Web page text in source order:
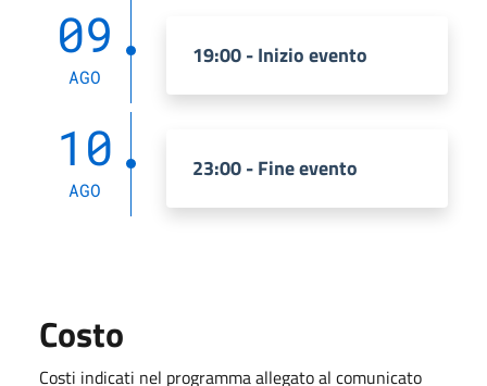
09
AGO
19:00 - Inizio evento
10
AGO
23:00 - Fine evento
Costo
Costi indicati nel programma allegato al comunicato